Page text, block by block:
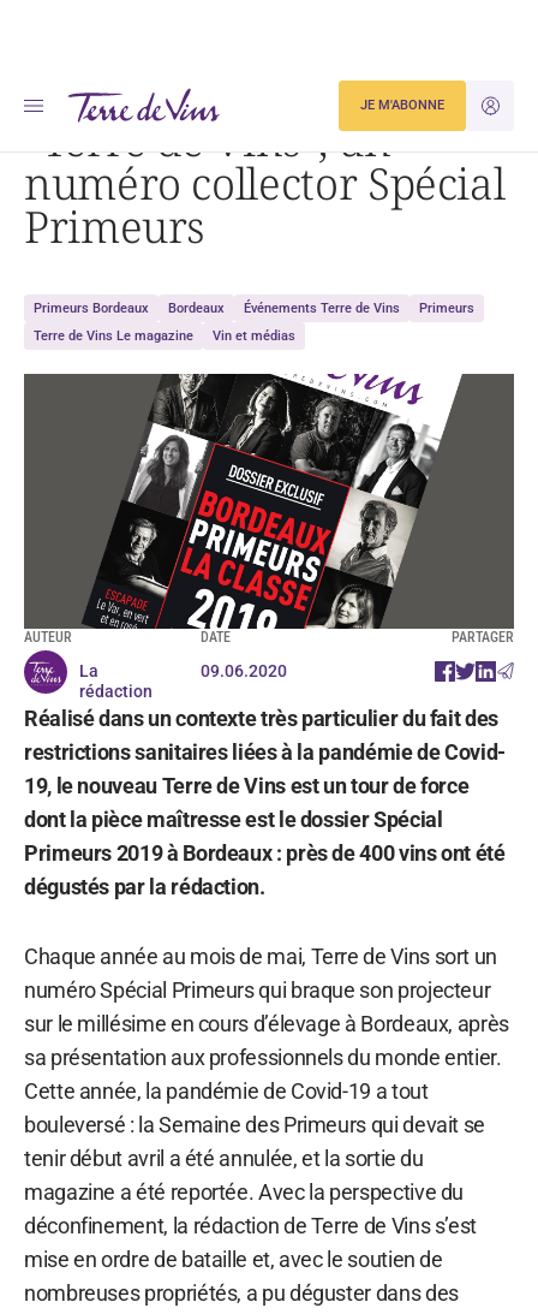
JE
JE M'ABONNE
Accueil « Terre de Vins », un numéro collector Spécial Primeurs
“Terre de Vins”, un
numéro collector Spécial
Primeurs
Primeurs Bordeaux Bordeaux Événements Terre de Vins
Primeurs
Terre de Vins Le magazine
Vin et médias
AUTEUR
La
rédaction
DATE
09.06.2020
PARTAGER
Réalisé dans un contexte très particulier du fait des
restrictions sanitaires liées à la pandémie de Covid-
19, le nouveau Terre de Vins est un tour de force
dont la pièce maîtresse est le dossier Spécial
Primeurs 2019 à Bordeaux : près de 400 vins ont été
dégustés par la rédaction.
Chaque année au mois de mai, Terre de Vins sort un
numéro Spécial Primeurs qui braque son projecteur
sur le millésime en cours d’élevage à Bordeaux, après
sa présentation aux professionnels du monde entier.
Cette année, la pandémie de Covid-19 a tout
bouleversé : la Semaine des Primeurs qui devait se
tenir début avril a été annulée, et la sortie du
magazine a été reportée. Avec la perspective du
déconfinement, la rédaction de Terre de Vins s’est
mise en ordre de bataille et, avec le soutien de
nombreuses propriétés, a pu déguster dans des